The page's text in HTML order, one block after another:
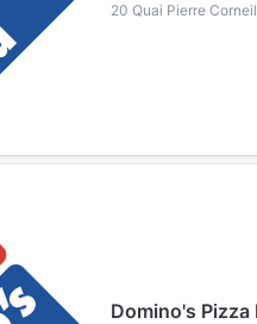
20 Quai Pierre
Domino's Pizza